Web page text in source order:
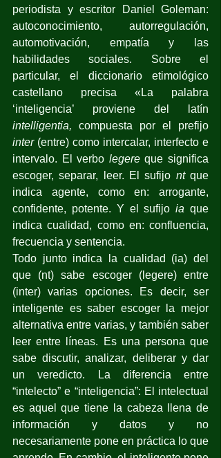
periodista y escritor Daniel Goleman:
autoconocimiento, autorregulación,
automotivación, empatía y las
habilidades sociales. Sobre el
particular, el diccionario etimológico
castellano precisa «La palabra
intelligentia,
inter (entre) como intercalar, interfecto e
intervalo. El verbo legere que significa
escoger, separar, leer. El sufijo nt que
indica agente, como en: arrogante,
confidente, potente. Y el sufijo ia que
indica cualidad, como en: confluencia,
frecuencia y sentencia.
Todo junto indica la cualidad (ia) del
que (nt) sabe escoger (legere) entre
(inter) varias opciones. Es decir, ser
inteligente es saber escoger la mejor
alternativa entre varias, y también saber
leer entre líneas. Es una persona que
sabe discutir, analizar, deliberar y dar
un veredicto. La diferencia entre
“intelecto” e “inteligencia”: El intelectual
es aquel que tiene la cabeza llena de
información y datos y no
necesariamente pone en práctica lo que